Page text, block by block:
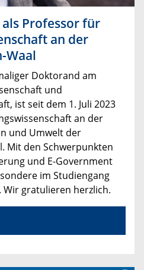
Professor für
an der
Waal
Doktorand am
und
ist seit dem 1. Juli 2023
an der
und Umwelt der
Mit den Schwerpunkten
und E-Government
im Studiengang
gratulieren herzlich.